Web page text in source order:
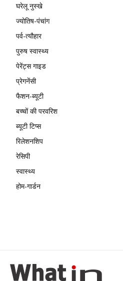
घरेलू नुस्खे
ज्योतिष-पंचांग
पर्व-त्यौहार
पुरुष स्वास्थ्य
पेरेंट्स गाइड
प्रेगनेंसी
फैशन-ब्यूटी
बच्चों की परवरिश
ब्यूटी टिप्स
रिलेशनशिप
रेसिपी
स्वास्थ्य
होम-गार्डन